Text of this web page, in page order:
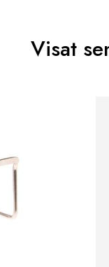
Visat